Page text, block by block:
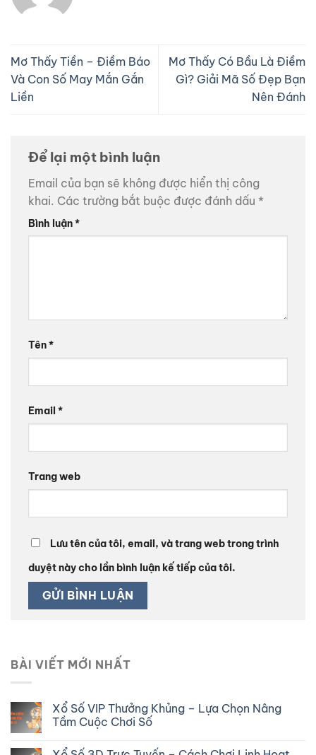
Mơ Thấy Tiền – Điềm Báo
Và Con Số May Mắn Gắn
Liền
Mơ Thấy Có Bầu Là Điềm
Gì? Giải Mã Số Đẹp Bạn
Nên Đánh
Để lại một bình luận
Email của bạn sẽ không được hiển thị công
khai. Các trường bắt buộc được đánh dấu *
Bình luận*
Tên*
Email *
Trang web
Lưu tên của tôi, email, và trang web trong trình
duyệt này cho lần bình luận kế tiếp của tôi.
BÀI VIẾT MỚI NHẤT
Xổ Số VIP Thưởng Khủng – Lựa Chọn Nâng
Tầm Cuộc Chơi Số